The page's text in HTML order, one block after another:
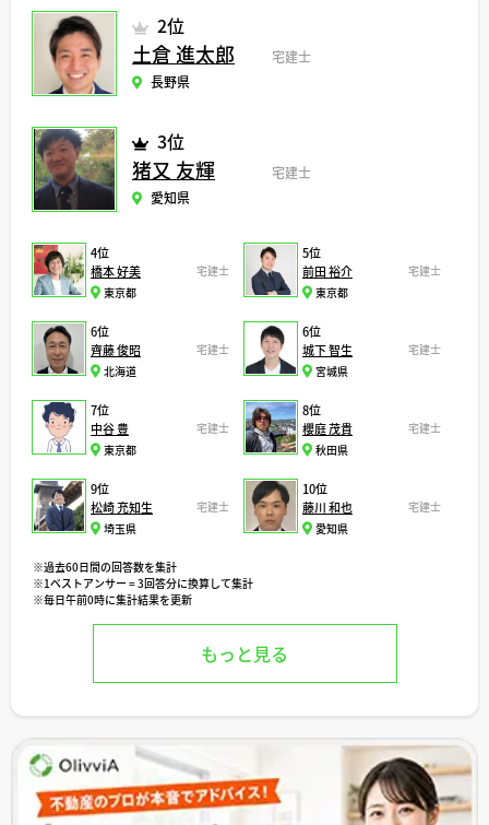
2位
土倉 進太郎
宅建士
長野県
3位
猪又 友輝
宅建士
愛知県
4位
橋本 好美
宅建士
東京都
5位
前田 裕介
宅建士
東京都
6位
齊藤 俊昭
宅建士
北海道
6位
城下 智生
宅建士
宮城県
7位
中谷 豊
宅建士
東京都
8位
櫻庭 茂貴
宅建士
秋田県
9位
松崎 充知生
宅建士
埼玉県
10位
藤川 和也
宅建士
愛知県
※過去60日間の回答数を集計
※1ベストアンサー = 3回答分に換算して集計
※毎日午前0時に集計結果を更新
もっと見る